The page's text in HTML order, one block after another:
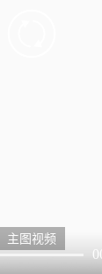
主图视频